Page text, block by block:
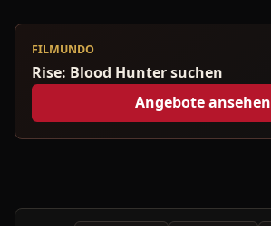
FILMUNDO
Rise: Blood Hunter suchen
Angebote ansehen